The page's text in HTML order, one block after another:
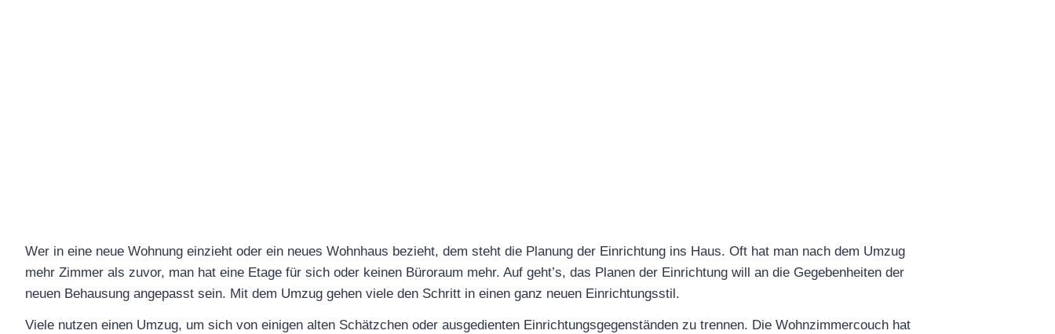
Wer in eine neue Wohnung einzieht oder ein neues Wohnhaus bezieht, dem steht die Planung der Einrichtung ins Haus. Oft hat man nach dem Umzug
mehr Zimmer als zuvor, man hat eine Etage für sich oder keinen Büroraum mehr. Auf geht’s, das Planen der Einrichtung will an die Gegebenheiten der
neuen Behausung angepasst sein. Mit dem Umzug gehen viele den Schritt in einen ganz neuen Einrichtungsstil.
Viele nutzen einen Umzug, um sich von einigen alten Schätzchen oder ausgedienten Einrichtungsgegenständen zu trennen. Die Wohnzimmercouch hat